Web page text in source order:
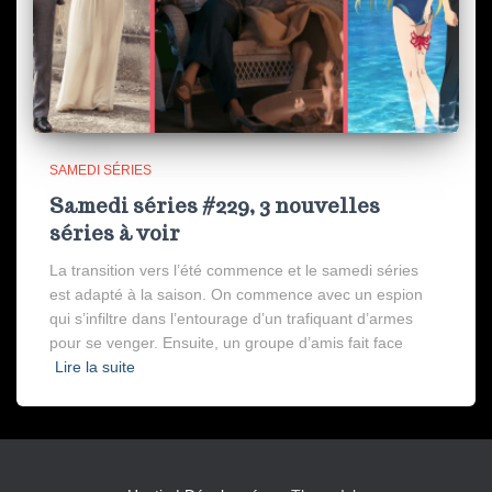
SAMEDI SÉRIES
Samedi séries #229, 3 nouvelles
séries à voir
La transition vers l’été commence et le samedi séries
est adapté à la saison. On commence avec un espion
qui s’infiltre dans l’entourage d’un trafiquant d’armes
pour se venger. Ensuite, un groupe d’amis fait face
Lire la suite